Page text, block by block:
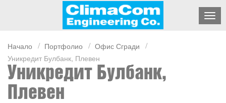
Начало Портфолио
Офис Сгради
Уникредит Булбанк, Плевен
Уникредит Булбанк,
Плевен